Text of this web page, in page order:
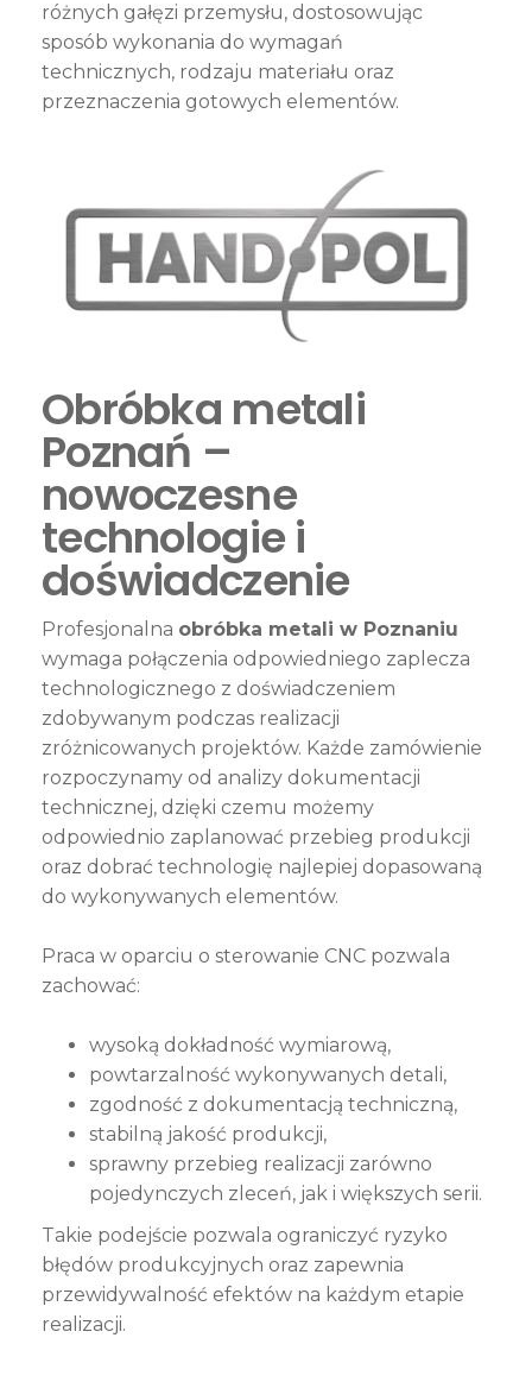
różnych gałęzi przemysłu, dostosowując
sposób wykonania do wymagań
technicznych, rodzaju materiału oraz
przeznaczenia gotowych elementów.
Obróbka metali
Poznań –
nowoczesne
technologie i
doświadczenie
Profesjonalna obróbka metali w Poznaniu
wymaga połączenia odpowiedniego zaplecza
technologicznego z doświadczeniem
zdobywanym podczas realizacji
zróżnicowanych projektów. Każde zamówienie
rozpoczynamy od analizy dokumentacji
technicznej, dzięki czemu możemy
odpowiednio zaplanować przebieg produkcji
oraz dobrać technologię najlepiej dopasowaną
do wykonywanych elementów.
Praca w oparciu o sterowanie CNC pozwala
zachować:
wysoką dokładność wymiarową,
powtarzalność wykonywanych detali,
zgodność z dokumentacją techniczną,
stabilną jakość produkcji,
sprawny przebieg realizacji zarówno
pojedynczych zleceń, jak i większych serii.
Takie podejście pozwala ograniczyć ryzyko
błędów produkcyjnych oraz zapewnia
przewidywalność efektów na każdym etapie
realizacji.